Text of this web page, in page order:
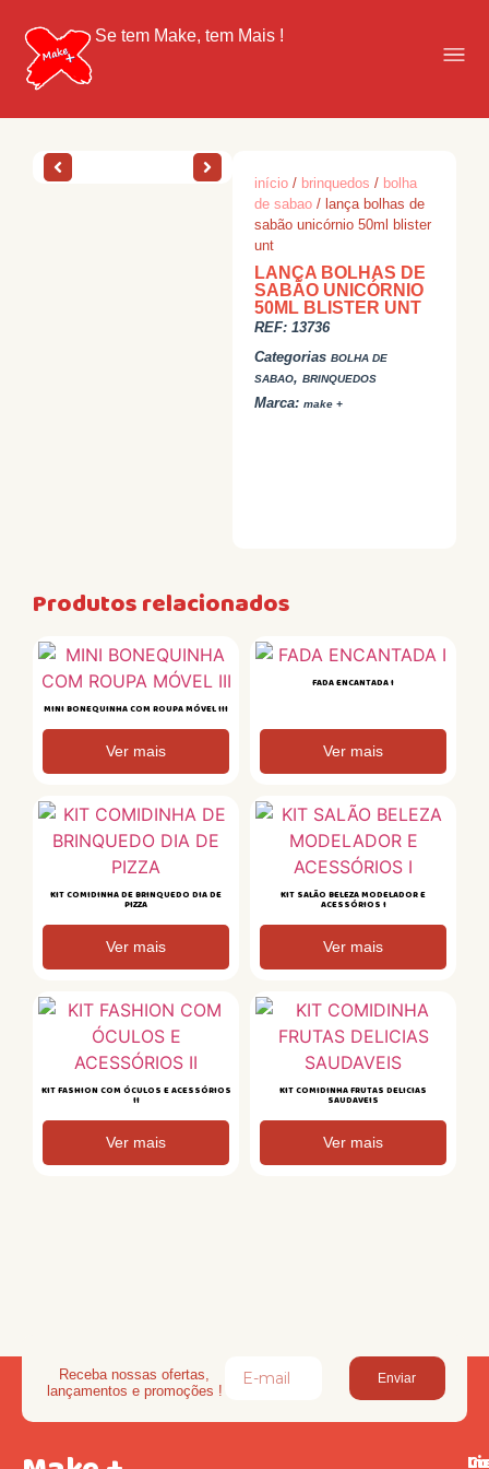
Se tem Make, tem Mais !
início / brinquedos / bolha
de sabao / lança bolhas de
sabão unicórnio 50ml blister
unt
LANÇA BOLHAS DE
SABÃO UNICÓRNIO
50ML BLISTER UNT
REF:13736
Categorias BOLHA DE
SABAO,BRINQUEDOS
Marca:make +
Produtos relacionados
MINI BONEQUINHA COM ROUPA MÓVEL III
Ver mais
FADA ENCANTADA I
Ver mais
KIT COMIDINHA DE BRINQUEDO DIA DE
PIZZA
Ver mais
KIT SALÃO BELEZA MODELADOR E
ACESSÓRIOS I
Ver mais
KIT FASHION COM ÓCULOS E ACESSÓRIOS
II
Ver mais
KIT COMIDINHA FRUTAS DELICIAS
SAUDAVEIS
Ver mais
Receba nossas ofertas,
lançamentos e promoções !
Enviar